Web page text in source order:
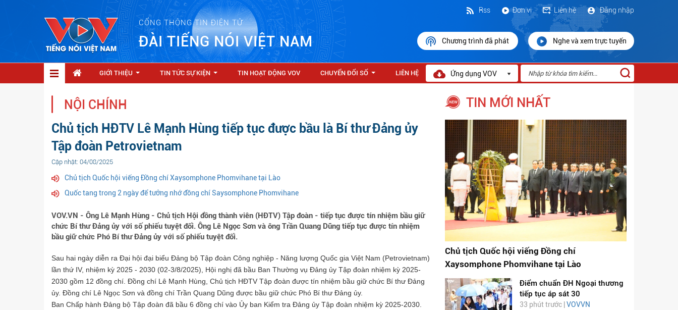
CỔNG THÔNG TIN ĐIỆN TỬ
ĐÀI TIẾNG NÓI VIỆT NAM
Đăng nhập
Liên hệ
Đơn vị
Rss
Chương trình đã phát Nghe và xem trực tuyến
GIỚI THIỆU TIN TỨC SỰ KIỆN TIN HOẠT ĐỘNG VOV CHUYỂN ĐỔI SỐ LIÊN HỆ Ứng dụng VOV
NỘI CHÍNH
Chủ tịch HĐTV Lê Mạnh Hùng tiếp tục được bầu là Bí thư Đảng ủy
Tập đoàn Petrovietnam
Cập nhật: 04/08/2025
Chủ tịch Quốc hội viếng Đồng chí Xaysomphone Phomvihane tại Lào
Quốc tang trong 2 ngày để tưởng nhớ đồng chí Saysomphone Phomvihane
VOV.VN - Ông Lê Mạnh Hùng - Chủ tịch Hội đồng thành viên (HĐTV) Tập đoàn - tiếp tục được tín nhiệm bầu giữ
chức Bí thư Đảng ủy với số phiếu tuyệt đối. Ông Lê Ngọc Sơn và ông Trần Quang Dũng tiếp tục được tín nhiệm
bầu giữ chức Phó Bí thư Đảng ủy với số phiếu tuyệt đối.
Sau hai ngày diễn ra Đại hội đại biểu Đảng bộ Tập đoàn Công nghiệp - Năng lượng Quốc gia Việt Nam (Petrovietnam)
lần thứ IV, nhiệm kỳ 2025 - 2030 (02-3/8/2025), Hội nghị đã bầu Ban Thường vụ Đảng ủy Tập đoàn nhiệm kỳ 2025-
2030 gồm 12 đồng chí. Đồng chí Lê Mạnh Hùng, Chủ tịch HĐTV Tập đoàn được tín nhiệm bầu giữ chức Bí thư Đảng
ủy. Đồng chí Lê Ngọc Sơn và đồng chí Trần Quang Dũng được bầu giữ chức Phó Bí thư Đảng ủy.
Ban Chấp hành Đảng bộ Tập đoàn đã bầu 6 đồng chí vào Ủy ban Kiểm tra Đảng ủy Tập đoàn nhiệm kỳ 2025-2030.
TIN MỚI NHẤT
Chủ tịch Quốc hội viếng Đồng chí
Xaysomphone Phomvihane tại Lào
Điểm chuẩn ĐH Ngoại thương
tiếp tục áp sát 30
33 phút trước |VOVVN